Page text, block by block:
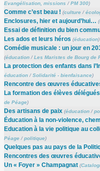
Evangélisation, missions /PM 300)
Comme c’est beau ! (culture/
Enclosures, hier et aujourd’hui… (
Essai de définition du bien
Les ados et leurs héros (éducation)
Comédie musicale : un jour en
(éducation/Les Maristes de Bourg de
La protection des enfants dans
éducation/Solidarité - bienfaisance)
Rencontre des œuvres
La formation des élèves
de Péage)
Des artisans de paix (éducation/
Éducation à la non-violence,
Education à la vie politique au
Péage/politique)
Quelques pas au pays de la
Rencontres des œuvres
Un « Foyer » Champagnat (